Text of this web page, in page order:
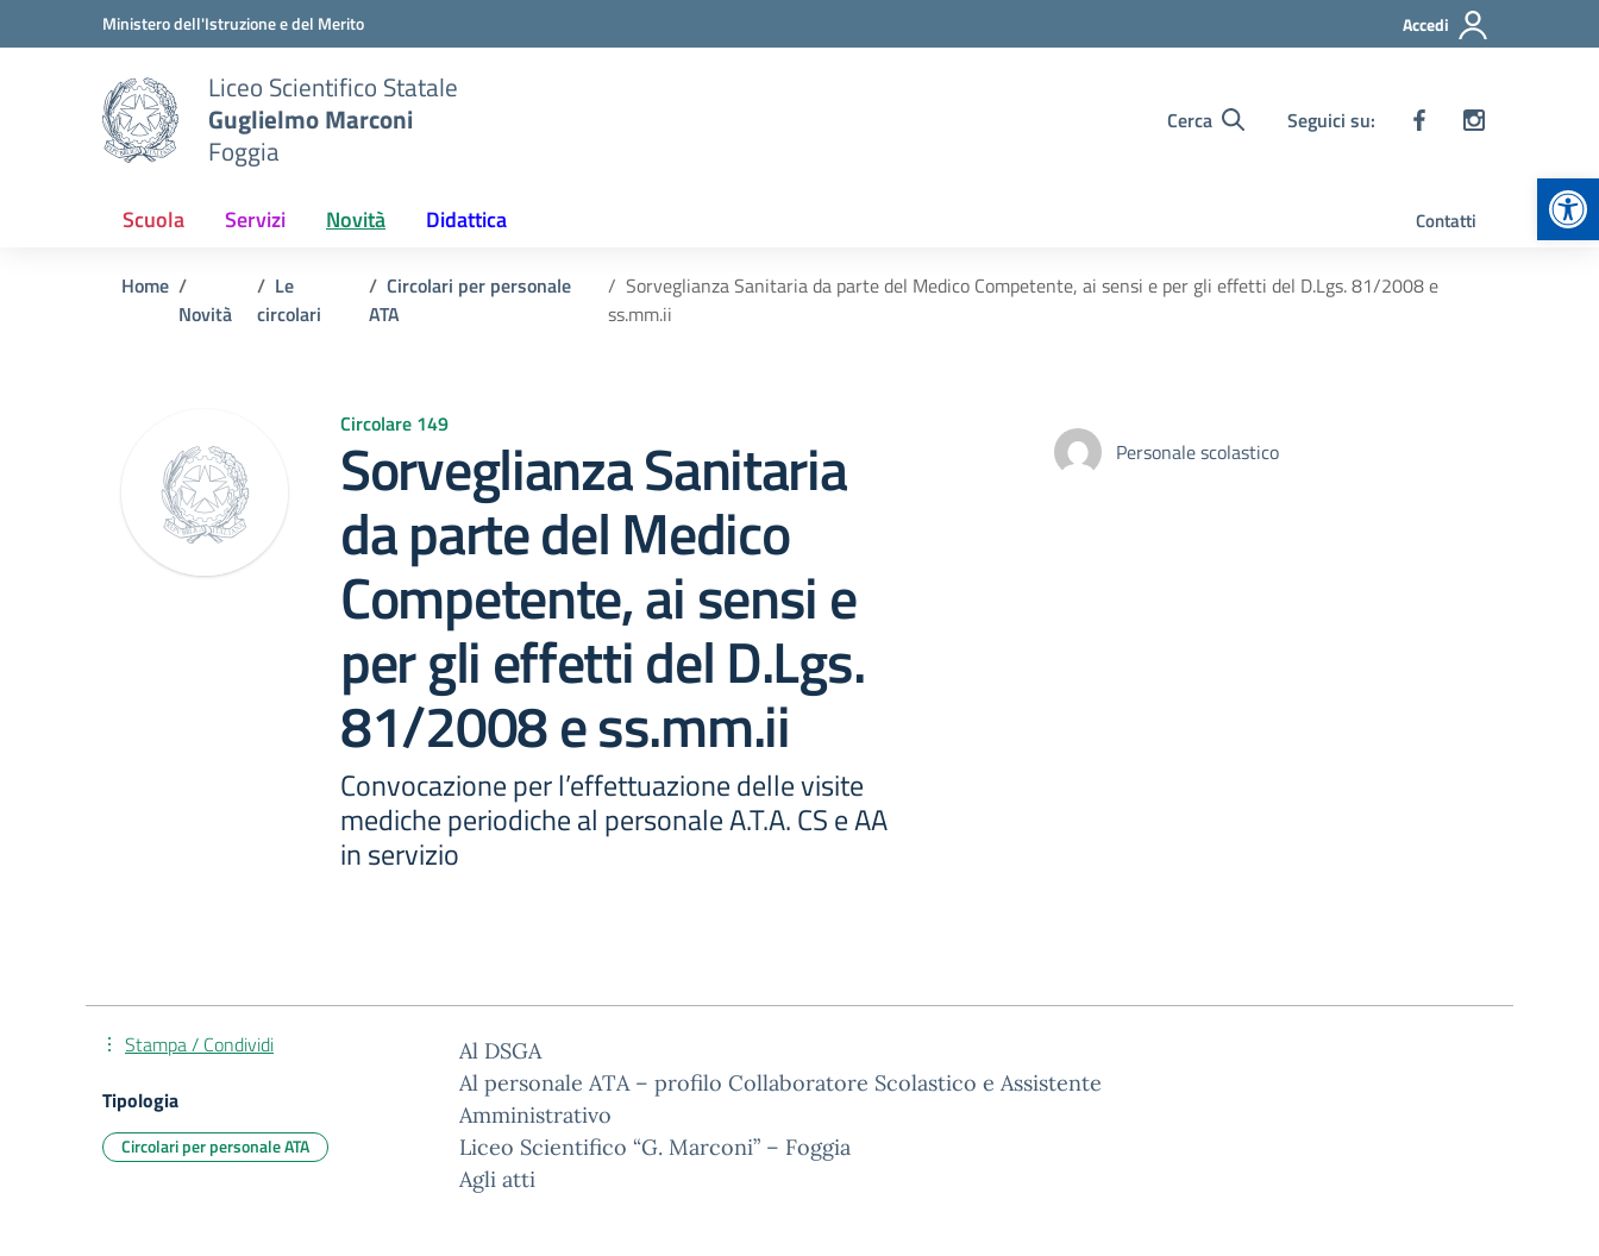
Vai ai contenuti
Vai al menu di navigazioneMinistero dell'Istruzione e del Merito Accedi
Liceo Scientifico Statale
Guglielmo Marconi
Foggia
Cerca Seguici su:
Scuola Servizi Novità Didattica Contatti
Home
Novità
Le
circolari
Circolari per personale
ATA
Sorveglianza Sanitaria da parte del Medico Competente, ai sensi e per gli effetti del D.Lgs. 81/2008 e
ss.mm.ii
Circolare 149
Sorveglianza Sanitaria
da parte del Medico
Competente, ai sensi e
per gli effetti del D.Lgs.
81/2008 e ss.mm.ii
Convocazione per l’effettuazione delle visite
mediche periodiche al personale A.T.A. CS e AA
in servizio
Personale scolastico
Al DSGA
Al personale ATA – profilo Collaboratore Scolastico e Assistente
Amministrativo
Liceo Scientifico “G. Marconi” – Foggia
Agli atti
Stampa / Condividi
Tipologia
Circolari per personale ATA